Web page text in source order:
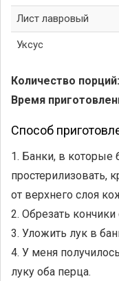
Лист лавровый
Уксус
Количество порций:
Время
Способ
1. Банки, в которые
простерилизовать,
от верхнего слоя
2. Обрезать
3. Уложить лук в
4. У меня
луку оба перца.